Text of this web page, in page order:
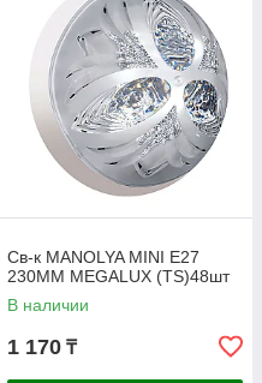
Св-к MANOLYA MINI E27
230MM MEGALUX (TS)48шт
В наличии
1 170 ₸